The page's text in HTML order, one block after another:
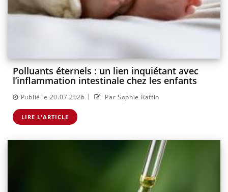
Polluants éternels : un lien inquiétant avec
l’inflammation intestinale chez les enfants
Publié le 20.07.2026 | Par Sophie Raffin
LIRE L'ARTICLE